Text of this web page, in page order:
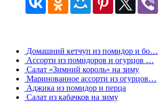
Домашний кетчуп из помидор и бо…
Ассорти из помидоров и огурцов …
Салат «Зимний король» на зиму
Маринованное ассорти из огурцов…
Аджика из помидор и перца
Салат из кабачков на зиму